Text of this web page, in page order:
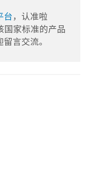
台 ，认准啦
国家标准的产品
留言交流。